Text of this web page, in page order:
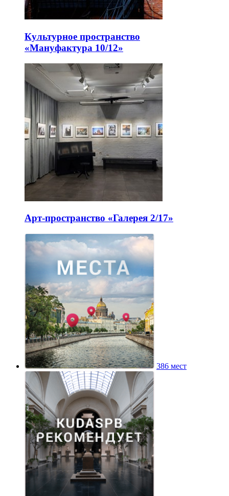
Культурное пространство
«Мануфактура 10/12»
Арт-пространство «Галерея 2/17»
386 мест